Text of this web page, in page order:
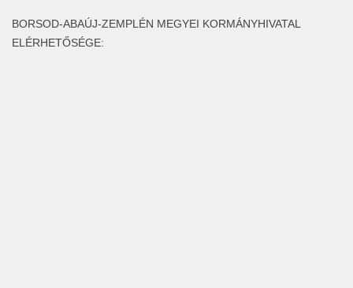
BORSOD-ABAÚJ-ZEMPLÉN MEGYEI KORMÁNYHIVATAL
ELÉRHETŐSÉGE: